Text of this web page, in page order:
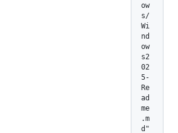
ow
s/
Wi
nd
ow
s2
02
5-
Re
ad
me
.m
d"